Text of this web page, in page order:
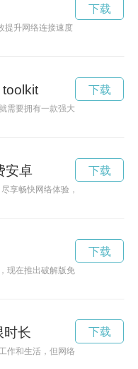
提升网络连接速度，让用户畅享
下载
需要拥有一款强大的加速器
下载
安卓
享畅快网络体验，保障网络加速
下载
现在推出破解版免费下载，用户
下载
时长
作和生活，但网络连接速度往往
下载